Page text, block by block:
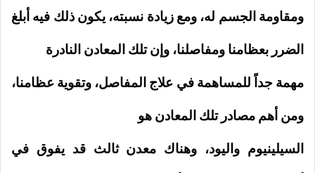
ومقاومة الجسم له، ومع زيادة نسبته، يكون ذلك فيه أبلغ
الضرر بعظامنا ومفاصلنا، و إن تلك المعادن النادرة
مهمة جداً للمساهمة في علاج المفاصل، وتقوية عظامنا،
ومن أهم مصادر تلك المعادن هو
السيلينيوم واليود، وهناك معدن ثالث قد يفوق في